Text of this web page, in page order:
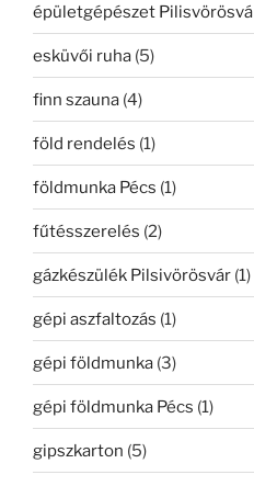
épületgépészet Pilisvörösvá
esküvői ruha (5)
finn szauna (4)
föld rendelés (1)
földmunka Pécs (1)
fűtésszerelés (2)
gázkészülék Pilsivörösvár (1)
gépi aszfaltozás (1)
gépi földmunka (3)
gépi földmunka Pécs (1)
gipszkarton (5)